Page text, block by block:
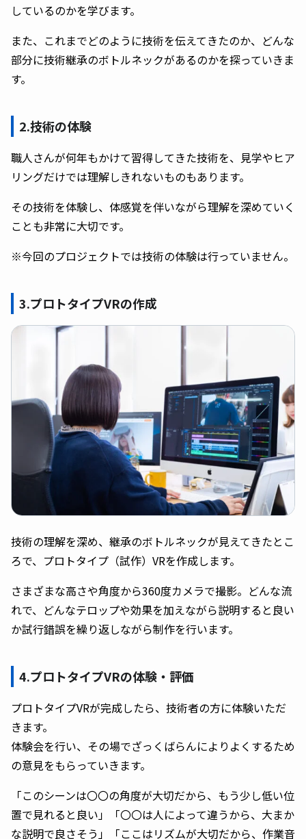
しているのかを学びます。
また、これまでどのように技術を伝えてきたのか、どんな
部分に技術継承のボトルネックがあるのかを探っていきま
す。
2.技術の体験
職人さんが何年もかけて習得してきた技術を、見学やヒア
リングだけでは理解しきれないものもあります。
その技術を体験し、体感覚を伴いながら理解を深めていく
ことも非常に大切です。
※今回のプロジェクトでは技術の体験は行っていません。
3.プロトタイプVRの作成
技術の理解を深め、継承のボトルネックが見えてきたとこ
ろで、プロトタイプ（試作）VRを作成します。
さまざまな高さや角度から360度カメラで撮影。どんな流
れで、どんなテロップや効果を加えながら説明すると良い
か試行錯誤を繰り返しながら制作を行います。
4.プロトタイプVRの体験・評価
プロトタイプVRが完成したら、技術者の方に体験いただ
きます。
体験会を行い、その場でざっくばらんによりよくするため
の意見をもらっていきます。
「このシーンは〇〇の角度が大切だから、もう少し低い位
置で見れると良い」「〇〇は人によって違うから、大まか
な説明で良さそう」「ここはリズムが大切だから、作業音